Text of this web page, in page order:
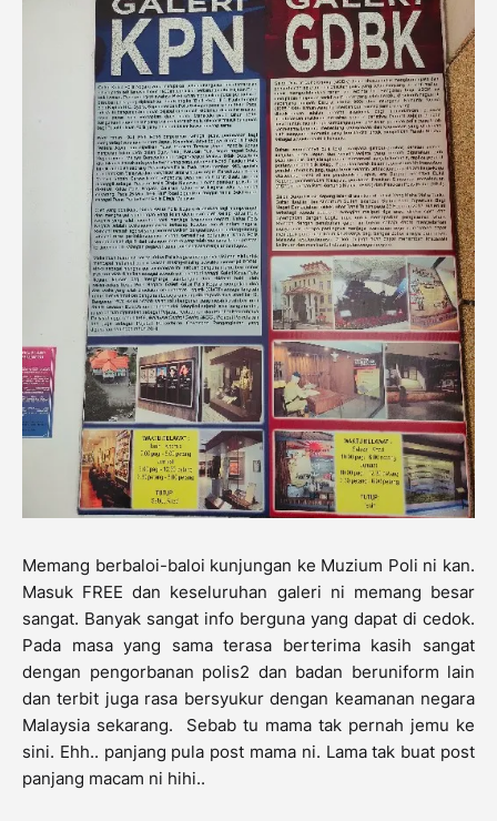
Memang berbaloi-baloi kunjungan ke Muzium Poli ni kan.
Masuk FREE dan keseluruhan galeri ni memang besar
sangat. Banyak sangat info berguna yang dapat di cedok.
Pada masa yang sama terasa berterima kasih sangat
dengan pengorbanan polis2 dan badan beruniform lain
dan terbit juga rasa bersyukur dengan keamanan negara
Malaysia sekarang. Sebab tu mama tak pernah jemu ke
sini. Ehh.. panjang pula post mama ni. Lama tak buat post
panjang macam ni hihi..